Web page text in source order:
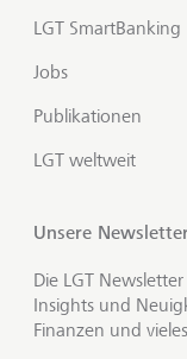
LGT SmartBanking
Jobs
Publikationen
LGT weltweit
Unsere
Die LGT
Insights und
Finanzen und